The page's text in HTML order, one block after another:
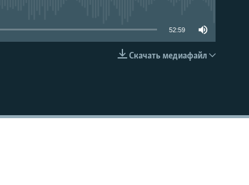
EMBED
52:59
Скачать медиафайл